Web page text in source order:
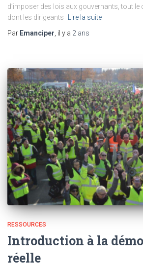
d’imposer des lois aux gouvernants, tout le
dont les dirigeants
Lire la suite
Par Emanciper , il y a 2 ans
RESSOURCES
Introduction à la
réelle